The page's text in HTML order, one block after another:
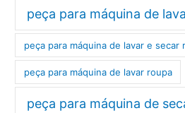
peça para máquina de
peça para máquina de lavar e secar
peça para máquina de lavar roupa
peça para máquina de